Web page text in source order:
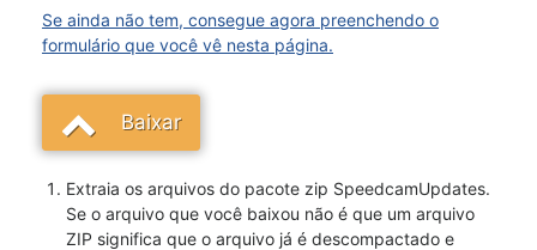
Se ainda não tem, consegue agora preenchendo o
formulário que você vê nesta página.
Baixar
Extraia os arquivos do pacote zip SpeedcamUpdates.
Se o arquivo que você baixou não é que um arquivo
ZIP significa que o arquivo já é descompactado e